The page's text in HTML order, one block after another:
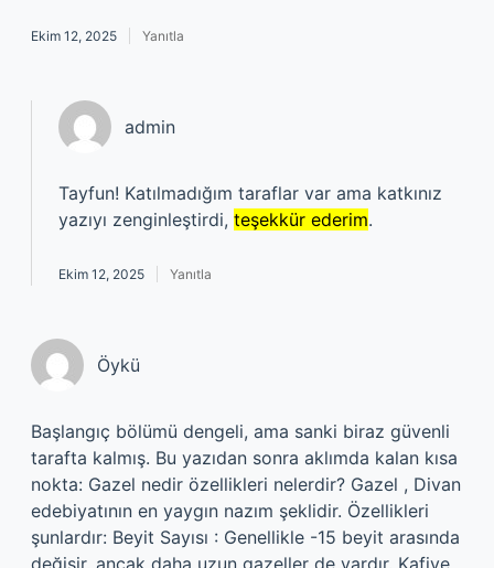
Ekim 12, 2025 Yanıtla
admin
Tayfun! Katılmadığım taraflar var ama katkınız
yazıyı zenginleştirdi, teşekkür ederim.
Ekim 12, 2025 Yanıtla
Öykü
Başlangıç bölümü dengeli, ama sanki biraz güvenli
tarafta kalmış. Bu yazıdan sonra aklımda kalan kısa
nokta: Gazel nedir özellikleri nelerdir? Gazel , Divan
edebiyatının en yaygın nazım şeklidir. Özellikleri
şunlardır: Beyit Sayısı : Genellikle -15 beyit arasında
değişir, ancak daha uzun gazeller de vardır. Kafiye